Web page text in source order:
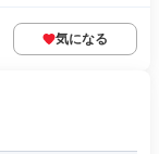
気になる